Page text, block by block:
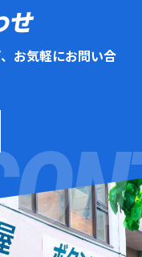
せ
お気軽にお問い合